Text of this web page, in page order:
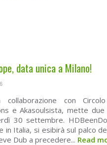
data unica a Milano!
collaborazione con
e Akasoulsista, mette
30 settembre.
in Italia, si esibirà sul palco
Dub a precedere... Read